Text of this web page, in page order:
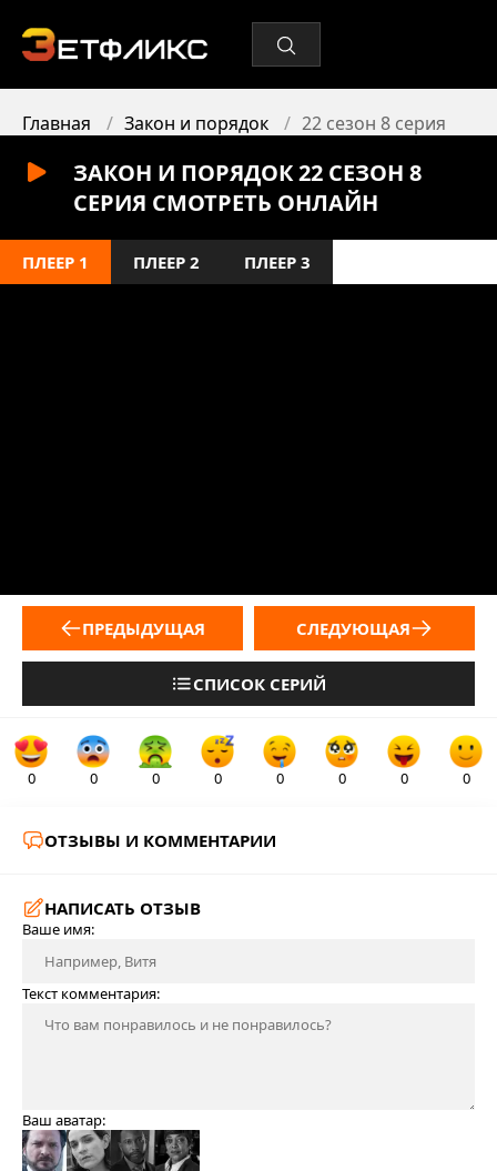
Главная Закон и порядок 22 сезон 8 серия
ЗАКОН И ПОРЯДОК 22 СЕЗОН 8
СЕРИЯ СМОТРЕТЬ ОНЛАЙН
ПЛЕЕР 1 ПЛЕЕР 2 ПЛЕЕР 3
ПРЕДЫДУЩАЯ
СПИСОК СЕРИЙ
СЛЕДУЮЩАЯ
0 0 0 0 0 0 0 0
ОТЗЫВЫ И КОММЕНТАРИИ
НАПИСАТЬ ОТЗЫВ
Ваше имя:
Текст комментария:
Ваш аватар: